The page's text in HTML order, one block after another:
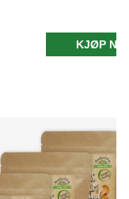
KJØP NÅ